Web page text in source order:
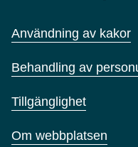
Användning av kakor
Behandling av
Tillgänglighet
Om webbplatsen